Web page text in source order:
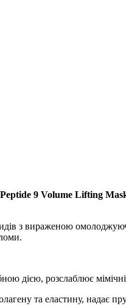
9 Volume Lifting
з вираженою
дією, розслаблює
та еластину, надає